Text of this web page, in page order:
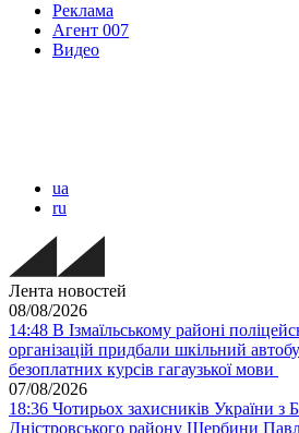
Реклама
Агент 007
Видео
ua
ru
Лента новостей
08/08/2026
14:48 В Ізмаїльському районі
організацій придбали шкільний
безоплатних курсів гагаузької мови
07/08/2026
18:36 Чотирьох захисників України з
Дністровського району Щербини